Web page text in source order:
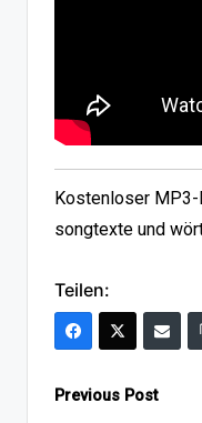
Kostenloser MP3-
songtexte und
Teilen:
Post
Previous Post